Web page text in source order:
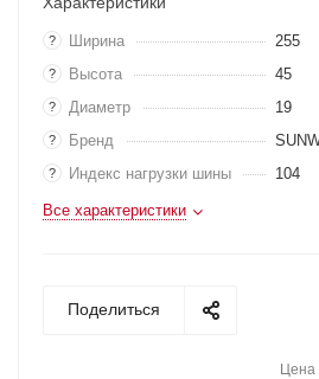
? Ширина 255
? Высота 45
? Диаметр 19
? Бренд
? Индекс нагрузки шины 104
Все характеристики
Поделиться
Цена